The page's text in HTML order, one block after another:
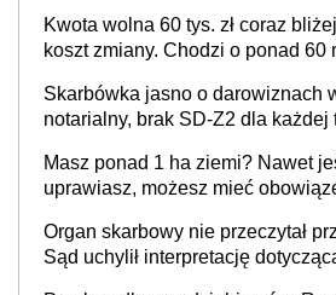
Kwota wolna 60 tys. zł coraz
koszt zmiany. Chodzi o ponad 60
Skarbówka jasno o darowiznach
notarialny, brak SD-Z2 dla każdej
Masz ponad 1 ha ziemi? Nawet
uprawiasz, możesz mieć
Organ skarbowy nie przeczytał
Sąd uchylił interpretację